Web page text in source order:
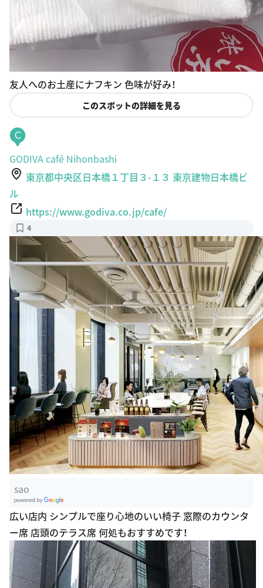
友人へのお土産にナフキン 色味が好み！
このスポットの詳細を見る
C
GODIVA café Nihonbashi
東京都中央区日本橋１丁目３-１３ 東京建物日本橋ビ
ル
https://www.godiva.co.jp/cafe/
4
sao
oogle Plac
es
広い店内 シンプルで座り心地のいい椅子 窓際のカウンタ
ー席 店頭のテラス席 何処もおすすめです！